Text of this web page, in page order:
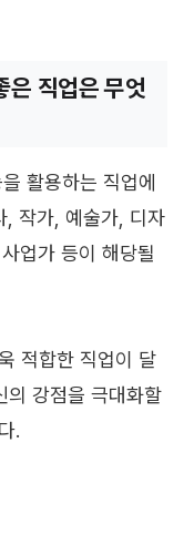
은 직업은 무엇
활용하는 직업에
, 작가, 예술가, 디자
업가 등이 해당될
적합한 직업이 달
의 강점을 극대화할
.